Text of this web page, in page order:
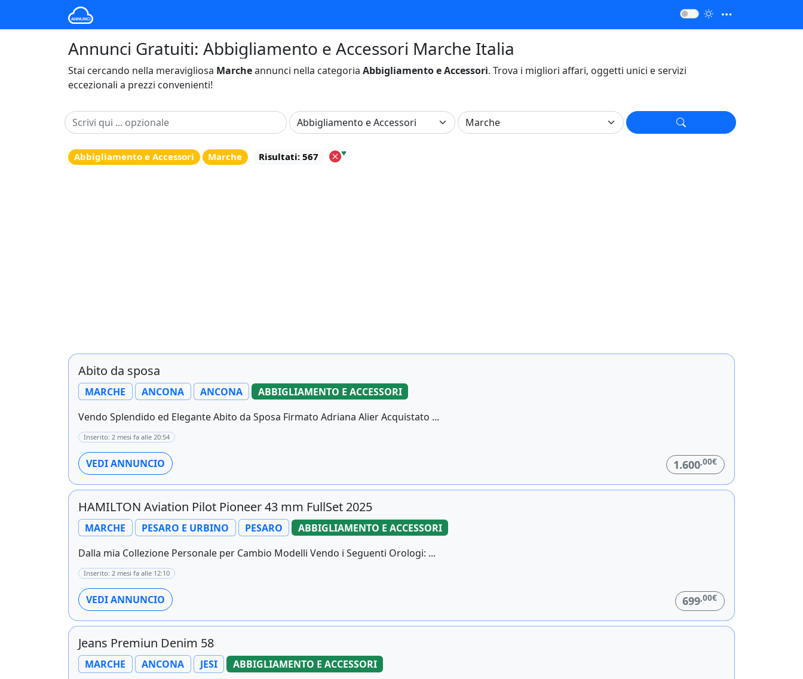
Annunci Gratuiti: Abbigliamento e Accessori Marche Italia
Stai cercando nella meravigliosa Marcheannunci nella categoria Abbigliamento e Accessori. Trova i migliori affari, oggetti unici e servizi
eccezionali a prezzi convenienti!
Abbigliamento e Accessori Marche Risultati: 567 ♥
Abito da sposa
MARCHE ANCONA ANCONA
ABBIGLIAMENTO E ACCESSORI
Vendo Splendido ed Elegante Abito da Sposa Firmato Adriana Alier Acquistato ...
Inserito: 2 mesi fa alle 20:54
VEDI ANNUNCIO 1.600,00€
HAMILTON Aviation Pilot Pioneer 43 mm FullSet 2025
MARCHE PESARO E URBINO PESARO
ABBIGLIAMENTO E ACCESSORI
Dalla mia Collezione Personale per Cambio Modelli Vendo i Seguenti Orologi: ...
Inserito: 2 mesi fa alle 12:10
VEDI ANNUNCIO 699,00€
Jeans Premiun Denim 58
MARCHE ANCONA JESI
ABBIGLIAMENTO E ACCESSORI